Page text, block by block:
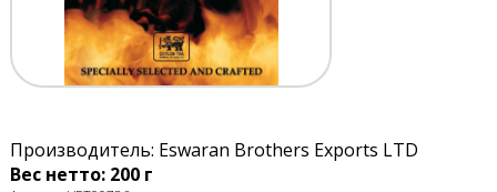
Производитель: Eswaran Brothers Exports LTD
Вес нетто: 200 г